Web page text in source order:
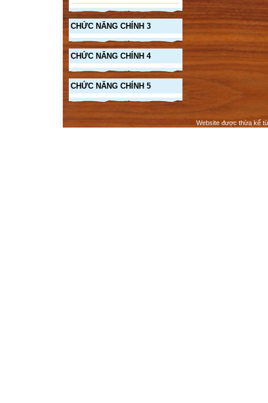
CHỨC NĂNG CHÍNH 3
CHỨC NĂNG CHÍNH 4
CHỨC NĂNG CHÍNH 5
Website được thừa kế